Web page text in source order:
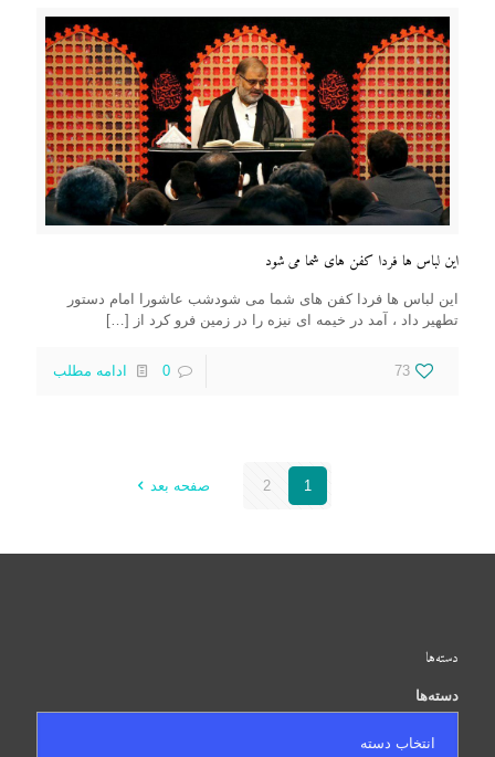
این لباس ها فردا کفن های شما می شود
این لباس ها فردا کفن های شما می شودشب عاشورا امام دستور
تطهیر داد ، آمد در خیمه ای نیزه را در زمین فرو کرد از
[…]
73
0 ادامه مطلب
1
2 صفحه بعد
دسته‌ها
دسته‌ها